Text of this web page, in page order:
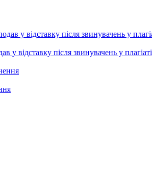
відставку після звинувачень у плагіаті